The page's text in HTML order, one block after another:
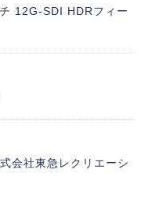
12G-SDI HDRフィー
会社東急レクリエーシ